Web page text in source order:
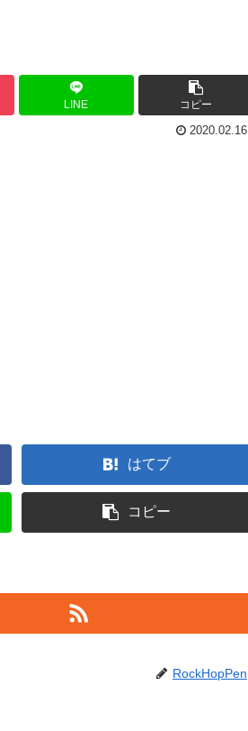
LINE コピー
2020.02.16
はてブ
コピー
RockHopPen